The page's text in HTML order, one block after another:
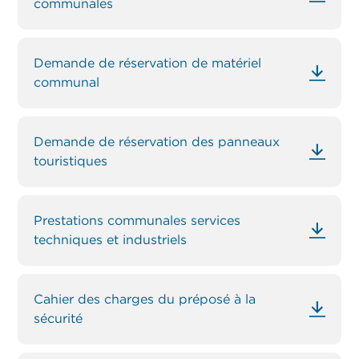
communales
Demande de réservation de matériel
communal
Demande de réservation des panneaux
touristiques
Prestations communales services
techniques et industriels
Cahier des charges du préposé à la
sécurité